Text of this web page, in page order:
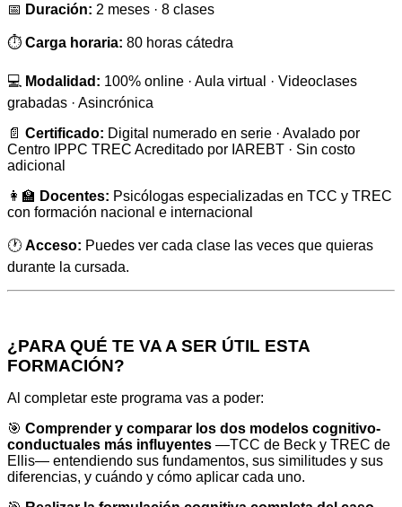
📅 Duración: 2 meses · 8 clases
⏱️ Carga horaria: 80 horas cátedra
💻 Modalidad: 100% online · Aula virtual · Videoclases
grabadas · Asincrónica
📄 Certificado: Digital numerado en serie · Avalado por
Centro IPPC TREC Acreditado por IAREBT · Sin costo
adicional
👩‍🏫 Docentes: Psicólogas especializadas en TCC y TREC
con formación nacional e internacional
🕐 Acceso: Puedes ver cada clase las veces que quieras
durante la cursada.
¿PARA QUÉ TE VA A SER ÚTIL ESTA
FORMACIÓN?
Al completar este programa vas a poder:
🎯 Comprender y comparar los dos modelos cognitivo-
conductuales más influyentes —TCC de Beck y TREC de
Ellis— entendiendo sus fundamentos, sus similitudes y sus
diferencias, y cuándo y cómo aplicar cada uno.